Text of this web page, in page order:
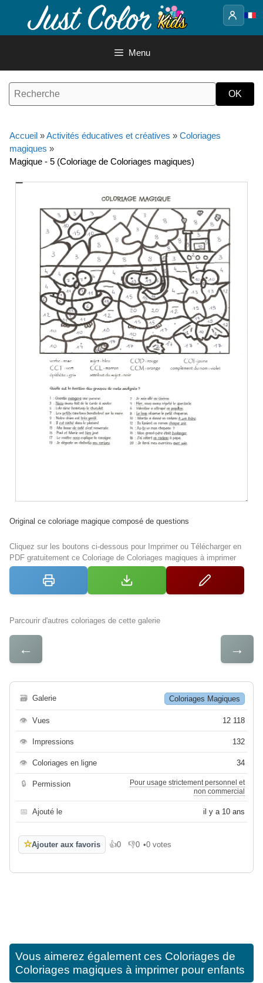
contenu
Menu
Accueil »Activités éducatives et créatives » Coloriages
magiques »
Magique - 5 (Coloriage de Coloriages magiques)
Original ce coloriage magique composé de questions
Cliquez sur les boutons ci-dessous pour Imprimer ou Télécharger en
PDF gratuitement ce Coloriage de Coloriages magiques à imprimer
Parcourir d'autres coloriages de cette galerie
← →
🗃 Galerie Coloriages Magiques
👁 Vues 12 118
👁 Impressions 132
👁 Coloriages en ligne 34
🔒 Permission
Pour usage strictement personnel et
non commercial
📅 Ajouté le il y a 10 ans
☆Ajouter aux favoris 👍0
J'aime 👎0
Je n'aime pas
•0 votes
Vous aimerez également ces Coloriages de
Coloriages magiques à imprimer pour enfants